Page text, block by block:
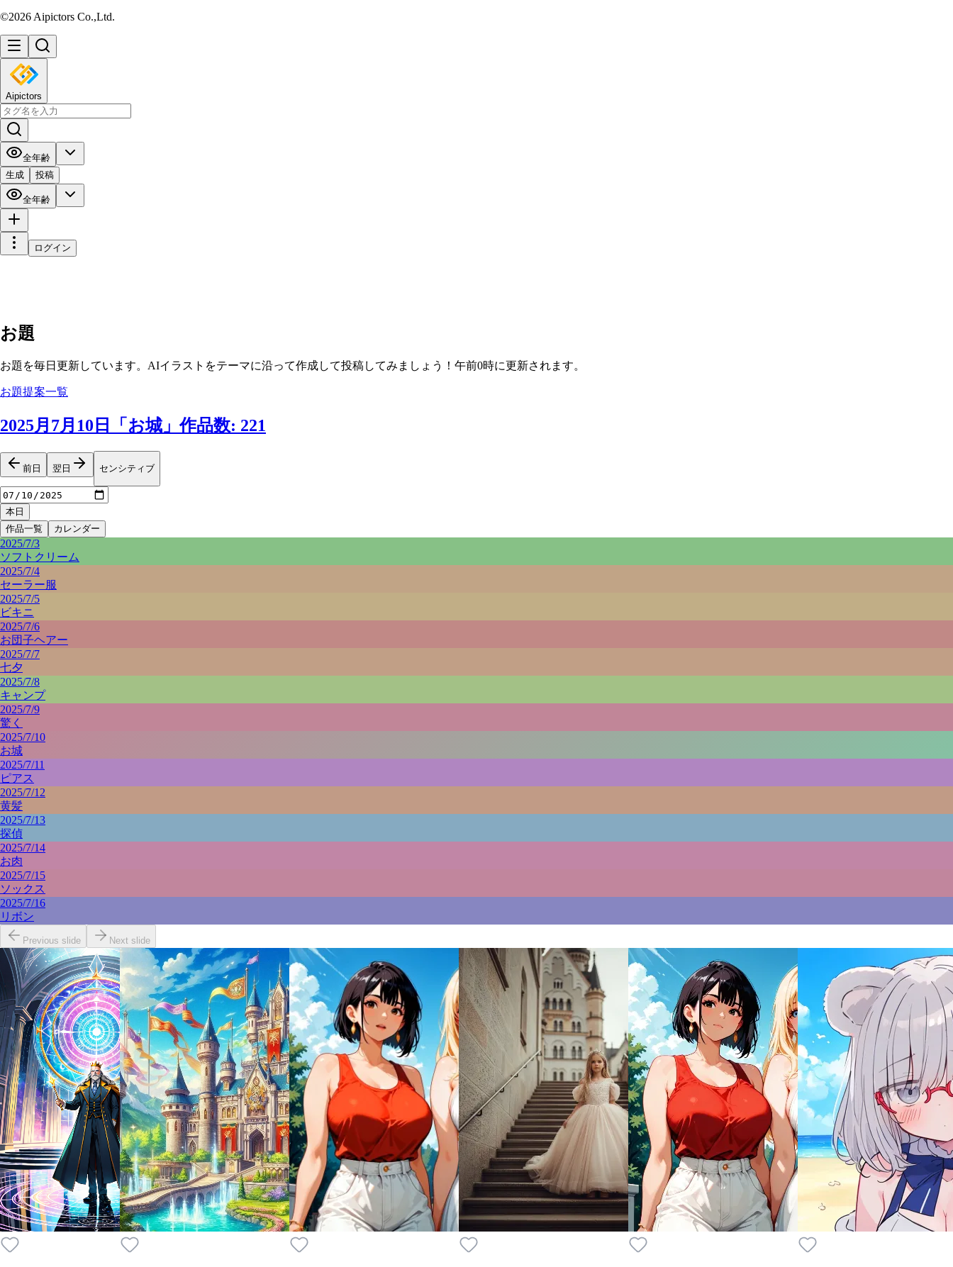
©2026 Aipictors Co.,Ltd.
Aipictors
全年齢
生成
投稿
全年齢
ログイン
お題
お題を毎日更新しています。AIイラストをテーマに沿って作成して投稿してみましょう！午前0時に更新されます。
お題提案一覧
2025月7月10日 「 お城 」作品数: 221
前日 翌日 センシティブ
本日
作品一覧
カレンダー
2025/7/3
ソフトクリーム
2025/7/4
セーラー服
2025/7/5
ビキニ
2025/7/6
お団子ヘアー
2025/7/7
七夕
2025/7/8
キャンプ
2025/7/9
驚く
2025/7/10
お城
2025/7/11
ピアス
2025/7/12
黄髪
2025/7/13
探偵
2025/7/14
お肉
2025/7/15
ソックス
2025/7/16
リボン
Previous slide Next slide